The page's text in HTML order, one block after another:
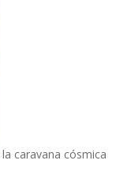
caravana cósmica